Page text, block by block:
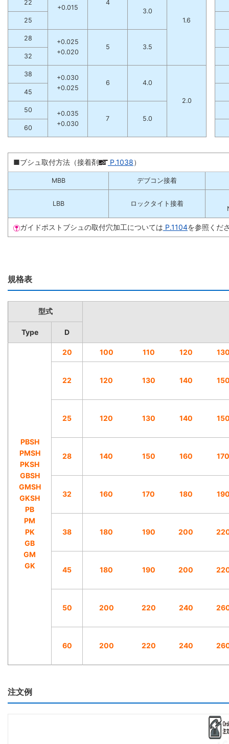
+0.015
4
1.6
22
3.0
25
28
+0.025
+0.020
5
3.5
32
38
+0.030
+0.025
6 4.0
2.0
45
50
+0.035
+0.030
7
5.0
60
■ブシュ取付方法（接着剤 P.1038）
MBB デブコン接着
LBB ロックタイト接着
ガイドポストブシュの取付穴加工については P.1104を参照くだ
規格表
型式
Type D
PBSH
PMSH
PKSH
GBSH
GMSH
GKSH
PB
PM
PK
GB
GM
GK
20 100 110 120
22 120 130 140
25 120 130 140
28 140 150 160 170
32 160 170 180
38 180 190 200
45 180 190 200
50 200 220 240
60 200 220 240
注文例